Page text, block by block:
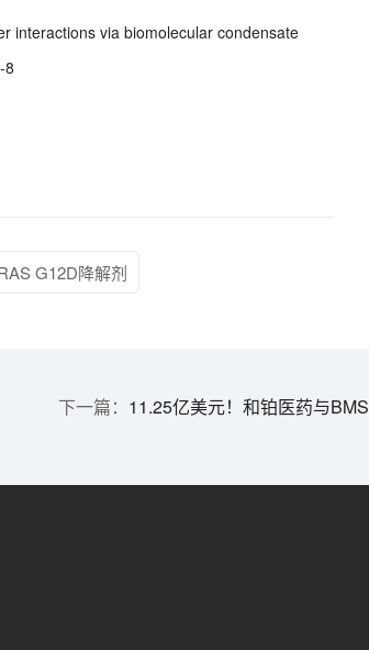
interactions via biomolecular condensate
8
G12D降解剂
11.25亿美元！和铂医药与BMS合作开发多特异性抗体 | 1分钟药闻速览